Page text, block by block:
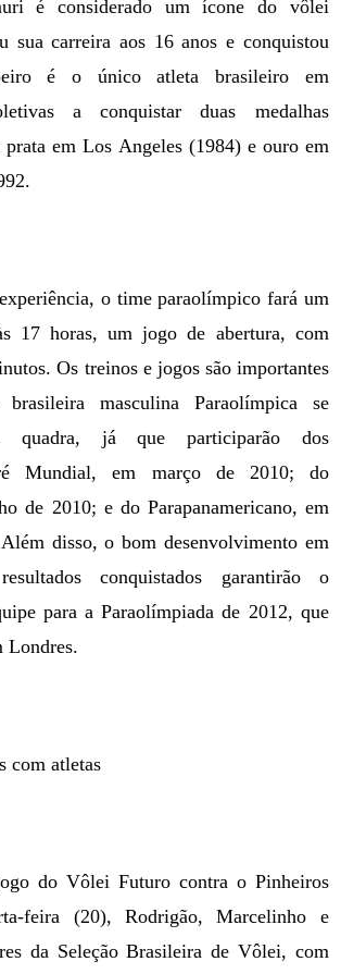
é considerado um ícone do vôlei
sua carreira aos 16 anos e conquistou
é o único atleta brasileiro em
a conquistar duas medalhas
prataem Los Angeles(1984) e ouro em
o time paraolímpico fará um
17 horas, um jogo de abertura, com
Os treinos e jogos são importantes
masculina Paraolímpica se
quadra, já que participarão dos
Mundial, em março de 2010; do
de 2010; e do Parapanamericano, em
disso, o bom desenvolvimento em
conquistados garantirão o
para a Paraolímpiada de 2012, que
Londres.
com atletas
do Vôlei Futuro contra o Pinheiros
feira (20), Rodrigão, Marcelinho e
da Seleção Brasileira de Vôlei, com